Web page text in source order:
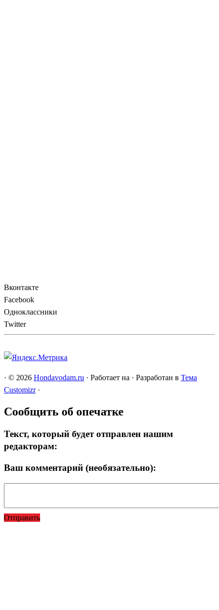
Вконтакте
Facebook
Одноклассники
Twitter
· © 2026 Hondavodam.ru · Работает на · Разработан в Тема
Customizr ·
Сообщить об опечатке
Текст, который будет отправлен нашим
редакторам:
Ваш комментарий (необязательно):
Отправить